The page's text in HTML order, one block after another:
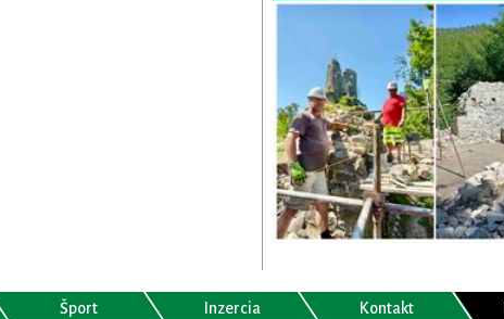
Šport Inzercia Kontakt